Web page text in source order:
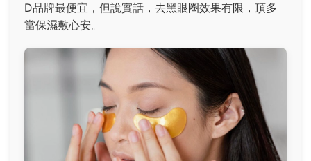
D品牌最便宜，但說實話，去黑眼圈效果有限，頂多
當保濕敷心安。